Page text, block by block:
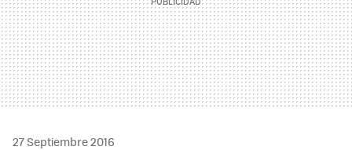
27 Septiembre 2016